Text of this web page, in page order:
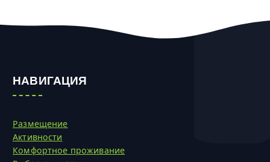
НАВИГАЦИЯ
Размещение
Активности
Комфортное проживание